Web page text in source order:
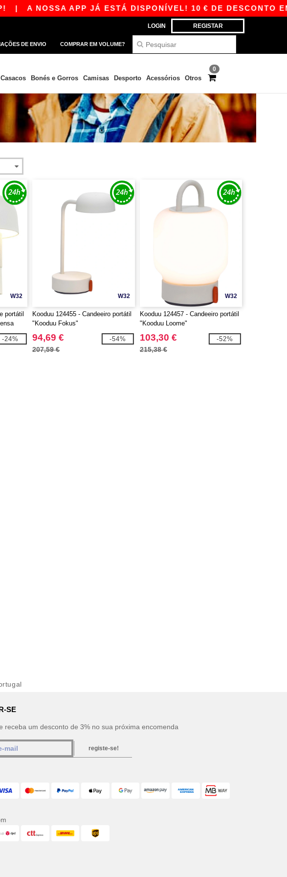
A NOSSA APP JÁ ESTÁ DISPONÍVEL! 10 € DE DESCONTO EM
LOGIN REGISTAR
DE ENVIO COMPRAR EM VOLUME?
0
Casacos Bonés e Gorros Camisas Desporto Acessórios Otros
W32
portátil
-24%
W32
Kooduu 124455 - Candeeiro portátil
"Kooduu Fokus"
94,69 €
207,59 €
-54%
W32
Kooduu 124457 - Candeeiro portátil
"Kooduu Loome"
103,30 €
215,38 €
-52%
SE
receba um desconto de 3% no sua próxima encomenda
registe-se!